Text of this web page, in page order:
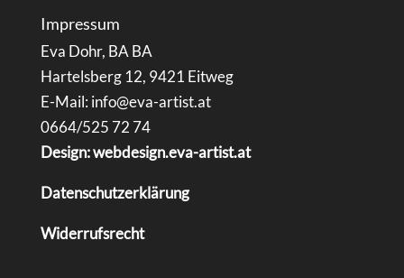
Impressum
Eva Dohr, BA BA
Hartelsberg 12, 9421 Eitweg
E-Mail: info@eva-artist.at
0664/525 72 74
Design: webdesign.eva-artist.at
Datenschutzerklärung
Widerrufsrecht